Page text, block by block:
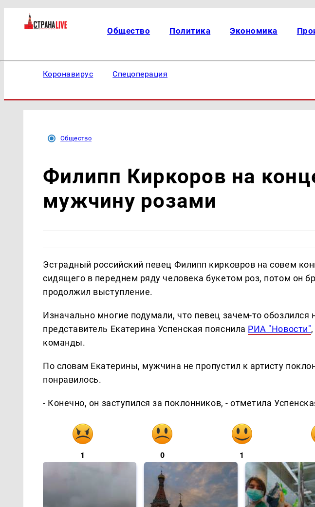
Общество Политика Экономика
Коронавирус Спецоперация
Общество
Филипп Киркоров на
мужчину розами
Эстрадный российский певец Филипп кирковров на совем
сидящего в переднем ряду человека букетом роз, потом он
продолжил выступление.
Изначально многие подумали, что певец зачем-то обозлился
представитель Екатерина Успенская пояснила РИА "Новости"
команды.
По словам Екатерины, мужчина не пропустил к артисту
понравилось.
- Конечно, он заступился за поклонников, - отметила
1 0 1